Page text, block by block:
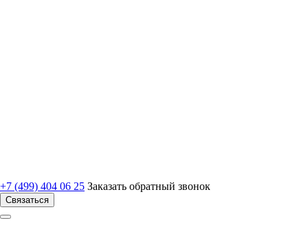
+7 (499) 404 06 25 Заказать обратный звонок
Связаться